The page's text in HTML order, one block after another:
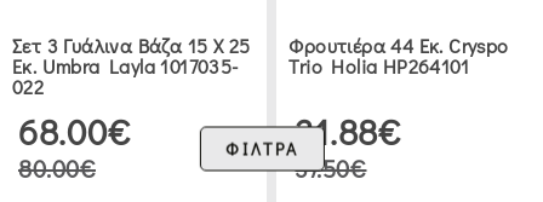
Σετ 3 Γυάλινα Βάζα 15 Χ 25
Εκ. Umbra Layla 1017035-
022
68.00€
80.00€
Φρουτιέρα 44 Εκ. Cryspo
Trio Holia ΗΡ264101
31.88€
37.50€
ΦΙΛΤΡΑ